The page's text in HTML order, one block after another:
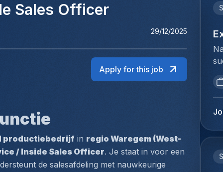
Sales Officer
29/12/2025
Apply for this job
productiebedrijf in regio Waregem (West-
/ Inside Sales Officer. Je staat in voor een
de salesafdeling met nauwkeurige